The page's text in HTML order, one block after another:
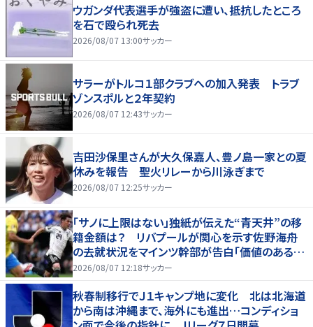
ウガンダ代表選手が強盗に遭い、抵抗したところ
を石で殴られ死去
2026/08/07 13:00サッカー
サラーがトルコ１部クラブへの加入発表 トラブ
ゾンスポルと２年契約
2026/08/07 12:43サッカー
吉田沙保里さんが大久保嘉人、豊ノ島一家との夏
休みを報告 聖火リレーから川泳ぎまで
2026/08/07 12:25サッカー
「サノに上限はない」独紙が伝えた“青天井”の移
籍金額は？ リバプールが関心を示す佐野海舟
の去就状況をマインツ幹部が告白「価値のあるも
のになる」
2026/08/07 12:18サッカー
秋春制移行でＪ１キャンプ地に変化 北は北海道
から南は沖縄まで、海外にも進出…コンディショ